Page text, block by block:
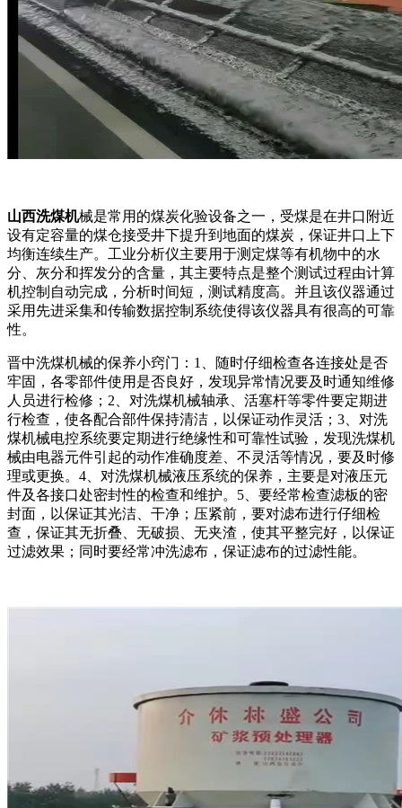
山西洗煤机械是常用的煤炭化验设备之一，受煤是在井口附近
设有定容量的煤仓接受井下提升到地面的煤炭，保证井口上下
均衡连续生产。工业分析仪主要用于测定煤等有机物中的水
分、灰分和挥发分的含量，其主要特点是整个测试过程由计算
机控制自动完成，分析时间短，测试精度高。并且该仪器通过
采用先进采集和传输数据控制系统使得该仪器具有很高的可靠
性。
晋中洗煤机械的保养小窍门：1、随时仔细检查各连接处是否
牢固，各零部件使用是否良好，发现异常情况要及时通知维修
人员进行检修；2、对洗煤机械轴承、活塞杆等零件要定期进
行检查，使各配合部件保持清洁，以保证动作灵活；3、对洗
煤机械电控系统要定期进行绝缘性和可靠性试验，发现洗煤机
械由电器元件引起的动作准确度差、不灵活等情况，要及时修
理或更换。4、对洗煤机械液压系统的保养，主要是对液压元
件及各接口处密封性的检查和维护。5、要经常检查滤板的密
封面，以保证其光洁、干净；压紧前，要对滤布进行仔细检
查，保证其无折叠、无破损、无夹渣，使其平整完好，以保证
过滤效果；同时要经常冲洗滤布，保证滤布的过滤性能。